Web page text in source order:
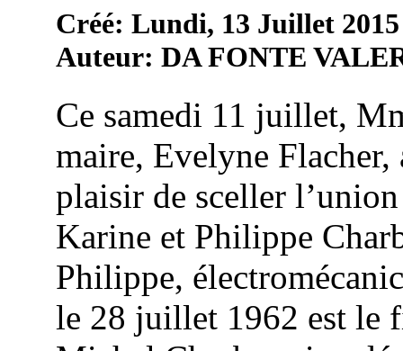
Créé: Lundi, 13 Juillet
Auteur: DA FONTE
Ce samedi 11 juillet,
maire, Evelyne Flacher,
plaisir de sceller
Karine et Philippe
Philippe,
le 28 juillet 1962 est le